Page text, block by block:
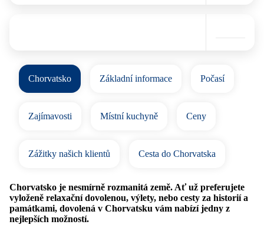
Chorvatsko Základní informace Počasí
Zajímavosti Místní kuchyně Ceny
Zážitky našich klientů Cesta do Chorvatska
Chorvatsko je nesmírně rozmanitá země. Ať už preferujete
vyloženě relaxační dovolenou, výlety, nebo cesty za historií a
památkami, dovolená v Chorvatsku vám nabízí jedny z
nejlepších možností.